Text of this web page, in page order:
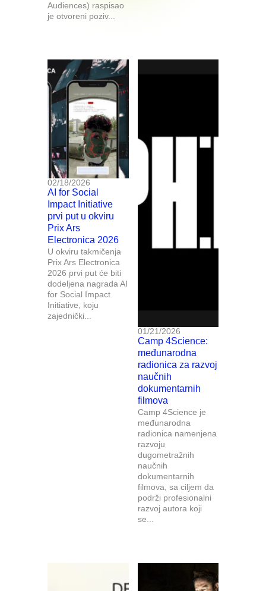
Audiences) raspisao
je otvoreni poziv...
02/18/2026
AI for Social
Impact Initiative
prvi put u okviru
Prix Ars
Electronica 2026
U okviru takmičenja
Prix Ars Electronica
2026 prvi put će biti
dodeljena nagrada AI
for Social Impact
Initiative, koju
zajednički...
01/21/2026
Camp 4Science:
međunarodna
radionica za razvoj
naučnih
dokumentarnih
filmova
Camp 4Science je
međunarodna
radionica namenjena
razvoju
dugometražnih
naučnih
dokumentarnih
filmova, sa ciljem da
podrži profesionalni
razvoj autora koji
se...